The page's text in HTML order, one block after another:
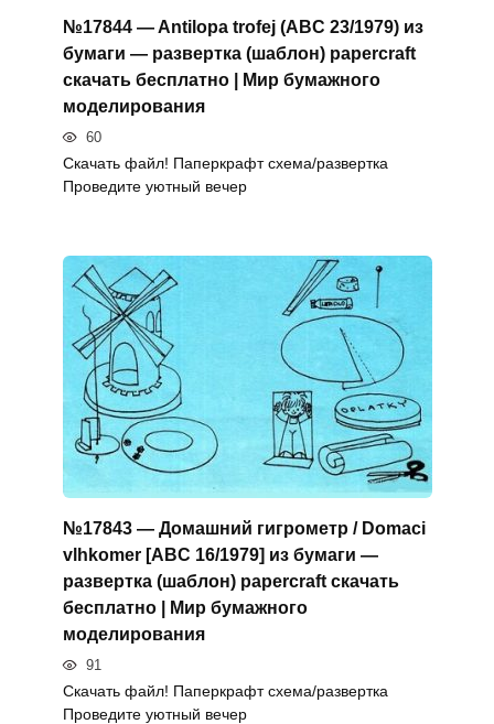
№17844 — Antilopa trofej (ABC 23/1979) из
бумаги — развертка (шаблон) papercraft
скачать бесплатно | Мир бумажного
моделирования
60
Скачать файл! Паперкрафт схема/развертка
Проведите уютный вечер
№17843 — Домашний гигрометр / Domaci
vlhkomer [ABC 16/1979] из бумаги —
развертка (шаблон) papercraft скачать
бесплатно | Мир бумажного
моделирования
91
Скачать файл! Паперкрафт схема/развертка
Проведите уютный вечер